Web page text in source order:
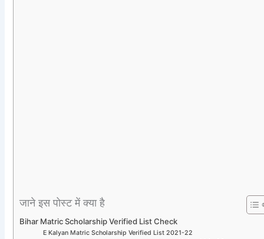
जाने इस पोस्ट में क्या है
Bihar Matric Scholarship Verified List Check
E Kalyan Matric Scholarship Verified List 2021-22